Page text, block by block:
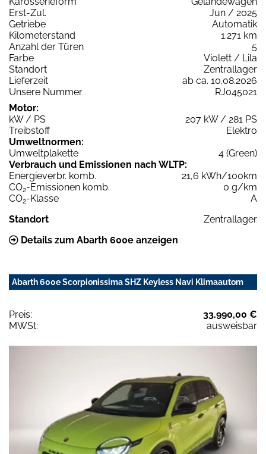
Erst-Zul.
Jun / 2025
Getriebe
Automatik
Kilometerstand
1.271 km
Anzahl der Türen
5
Farbe
Violett / Lila
Standort
Zentrallager
Lieferzeit
ab ca. 10.08.2026
Unsere Nummer
RJ045021
Motor:
kW / PS
207 kW / 281 PS
Treibstoff
Elektro
Umweltnormen:
Umweltplakette
4 (Green)
Verbrauch und Emissionen nach WLTP:
Energieverbr. komb.
21,6 kWh/100km
CO2-Emissionen komb.
0 g/km
CO2-Klasse
A
Standort
Zentrallager
Details zum Abarth 600e anzeigen
Abarth 600e Scorpionissima SHZ Keyless Navi Klimaautom
Preis:
33.990,00 €
MWSt:
ausweisbar